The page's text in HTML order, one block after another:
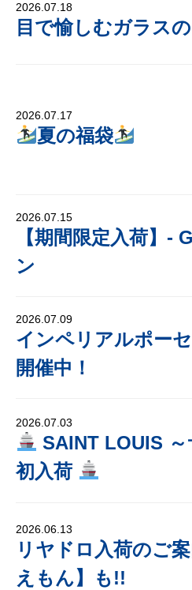
2026.07.18
目で愉しむガラス
2026.07.17
夏の福袋
2026.07.15
【期間限定入荷】-
ン
2026.07.09
インペリアルポー
開催中！
2026.07.03
SAINT LOUIS ～
初入荷
2026.06.13
リヤドロ入荷のご
えもん】も!!